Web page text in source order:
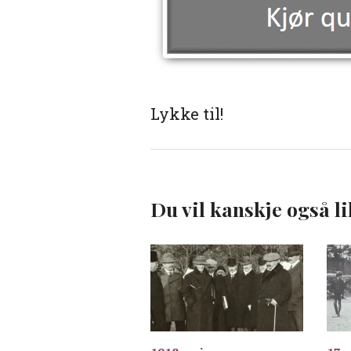
Lykke til!
Du vil kanskje også